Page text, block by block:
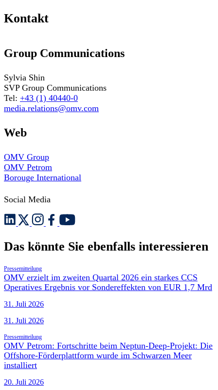
Kontakt
Group Communications
Sylvia Shin
SVP Group Communications
Tel: +43 (1) 40440-0
media.relations@omv.com
Web
OMV Group
OMV Petrom
Borouge International
Social Media
Das könnte Sie ebenfalls interessieren
Pressemitteilung
OMV erzielt im zweiten Quartal 2026 ein starkes CCS
Operatives Ergebnis vor Sondereffekten von EUR 1,7 Mrd
31. Juli 2026
31. Juli 2026
Pressemitteilung
OMV Petrom: Fortschritte beim Neptun-Deep-Projekt: Die
Offshore-Förderplattform wurde im Schwarzen Meer
installiert
20. Juli 2026